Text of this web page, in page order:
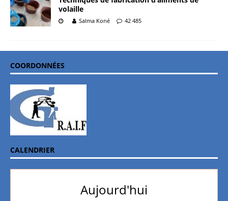
volaille
Salma Koné 42 485
COORDONNÉES
CALENDRIER
Aujourd'hui